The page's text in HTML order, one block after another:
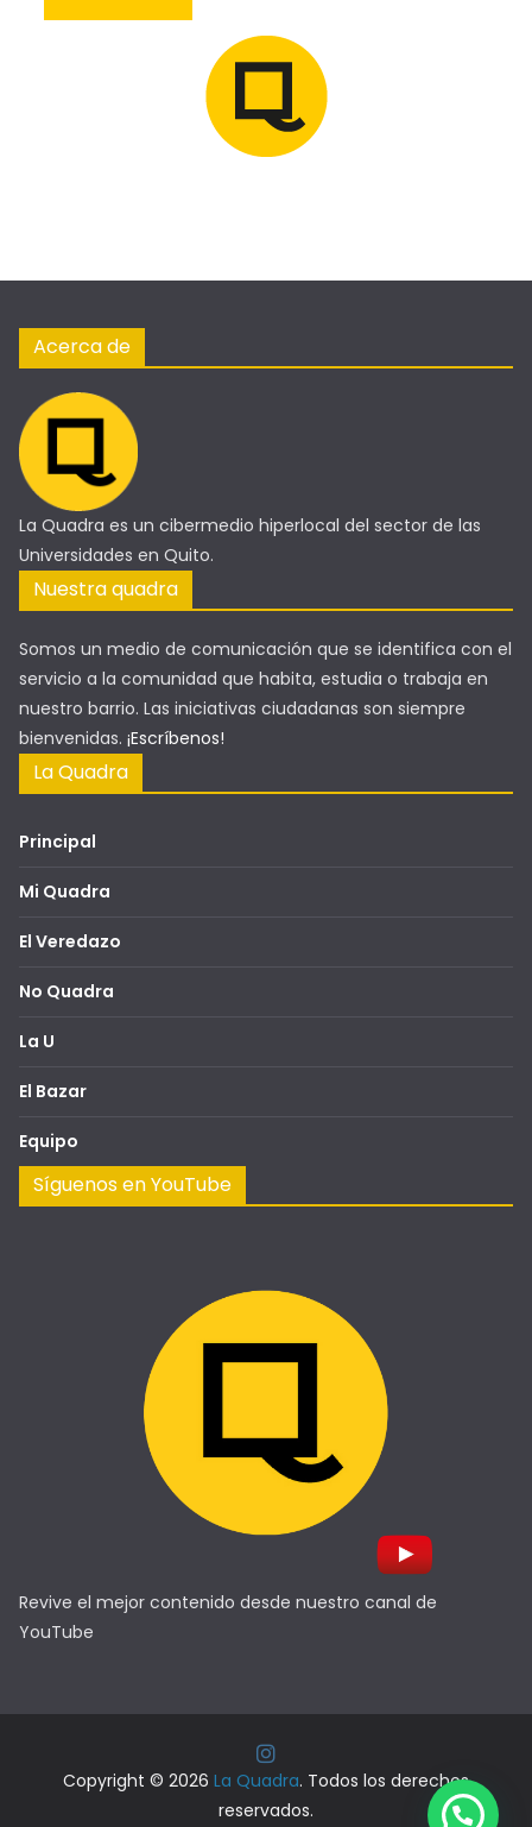
Acerca de
La Quadra es un cibermedio hiperlocal del sector de las
Universidades en Quito.
Nuestra quadra
Somos un medio de comunicación que se identifica con el
servicio a la comunidad que habita, estudia o trabaja en
nuestro barrio. Las iniciativas ciudadanas son siempre
bienvenidas. ¡Escríbenos!
La Quadra
Principal
Mi Quadra
El Veredazo
No Quadra
La U
El Bazar
Equipo
Síguenos en YouTube
Revive el mejor contenido desde nuestro canal de
YouTube
Copyright © 2026 La Quadra. Todos los derechos
reservados.